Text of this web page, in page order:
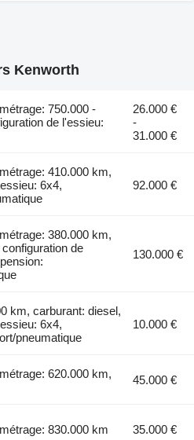
Kenworth
750.000 -
de l'essieu:
26.000 €
-
31.000 €
410.000 km,
6x4,
92.000 €
380.000 km,
de
130.000 €
km, carburant: diesel,
6x4,
pneumatique
10.000 €
620.000 km,
45.000 €
830.000 km 35.000 €